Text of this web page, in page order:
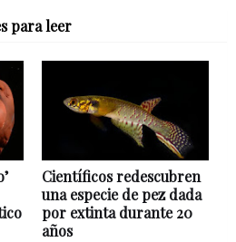
para leer
Científicos redescubren
una especie de pez dada
por extinta durante 20
años